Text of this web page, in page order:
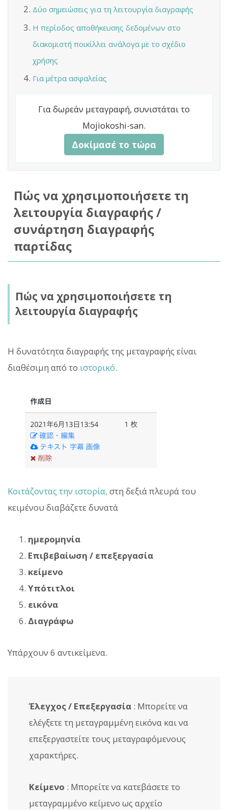
Δύο σημειώσεις για τη λειτουργία διαγραφής
Η περίοδος αποθήκευσης δεδομένων στο
διακομιστή ποικίλλει ανάλογα με το σχέδιο
χρήσης
Για μέτρα ασφαλείας
Για δωρεάν μεταγραφή, συνιστάται το
Mojiokoshi-san.
Δοκίμασέ το τώρα
Πώς να χρησιμοποιήσετε τη
λειτουργία διαγραφής /
συνάρτηση διαγραφής
παρτίδας
Πώς να χρησιμοποιήσετε τη
λειτουργία διαγραφής
Η δυνατότητα διαγραφής της μεταγραφής είναι
διαθέσιμη από το ιστορικό.
Κοιτάζοντας την ιστορία, στη δεξιά πλευρά του
κειμένου διαβάζετε δυνατά
ημερομηνία
Επιβεβαίωση / επεξεργασία
κείμενο
Υπότιτλοι
εικόνα
Διαγράφω
Υπάρχουν 6 αντικείμενα.
Έλεγχος / Επεξεργασία : Μπορείτε να
ελέγξετε τη μεταγραμμένη εικόνα και να
επεξεργαστείτε τους μεταγραφόμενους
χαρακτήρες.
Κείμενο : Μπορείτε να κατεβάσετε το
μεταγραμμένο κείμενο ως αρχείο